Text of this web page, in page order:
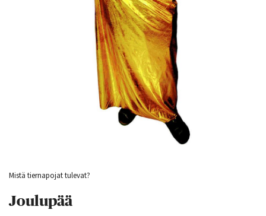
Mistä tiernapojat tulevat?
Joulupää